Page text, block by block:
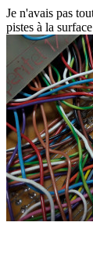
Je n'avais pas
pistes à la